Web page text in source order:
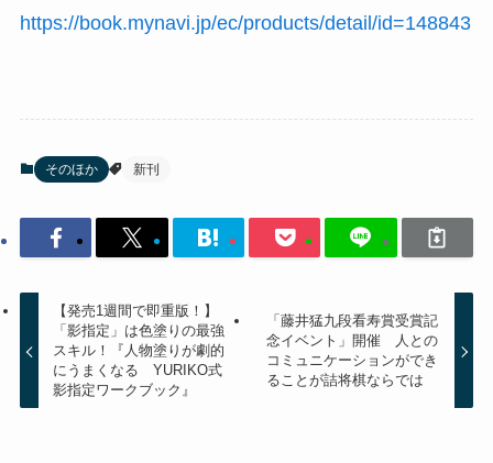
https://book.mynavi.jp/ec/products/detail/id=148843
そのほか 新刊
【発売1週間で即重版！】
「影指定」は色塗りの最強
スキル！『人物塗りが劇的
にうまくなる YURIKO式
影指定ワークブック』
「藤井猛九段看寿賞受賞記
念イベント」開催 人との
コミュニケーションができ
ることが詰将棋ならでは